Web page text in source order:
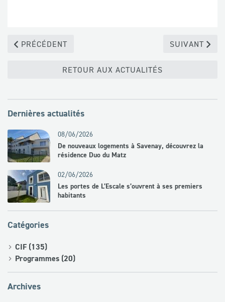
PRÉCÉDENT SUIVANT
RETOUR AUX ACTUALITÉS
Dernières actualités
08/06/2026
De nouveaux logements à Savenay, découvrez la
résidence Duo du Matz
02/06/2026
Les portes de L’Escale s’ouvrent à ses premiers
habitants
Catégories
CIF (135)
Programmes (20)
Archives